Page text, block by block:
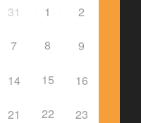
31 1 2
7 8 9
14 15 16
21 22 23